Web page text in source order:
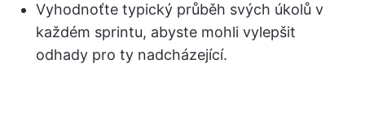
Vyhodnoťte typický průběh svých úkolů v
každém sprintu, abyste mohli vylepšit
odhady pro ty nadcházející.